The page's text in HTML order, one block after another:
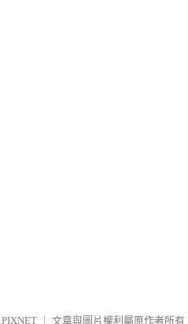
PIXNET 文章與圖片權利屬原作者所有